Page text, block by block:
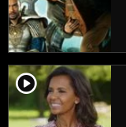
player2